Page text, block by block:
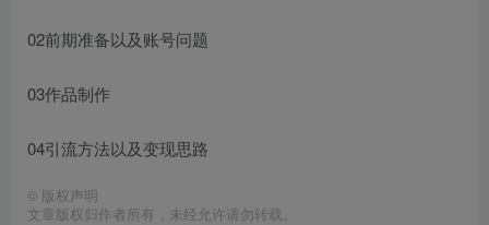
02前期准备以及账号问题
03作品制作
04引流方法以及变现思路
© 版权声明
文章版权归作者所有，未经允许请勿转载。